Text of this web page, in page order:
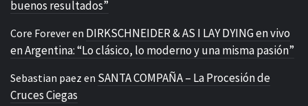
buenos resultados”
Core Foreveren DIRKSCHNEIDER & AS I LAY DYING en vivo
en Argentina: “Lo clásico, lo moderno y una misma pasión”
Sebastian paez en SANTA COMPAÑA – La Procesión de
Cruces Ciegas